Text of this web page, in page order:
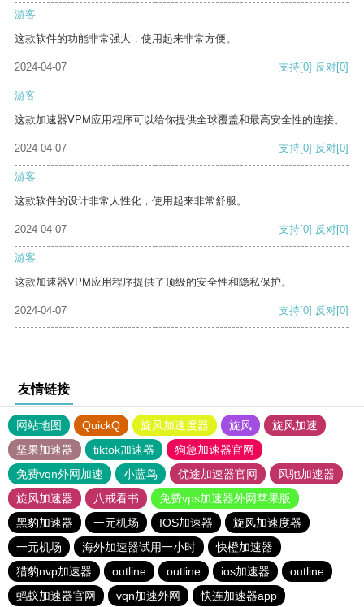
游客
这款软件的功能非常强大，使用起来非常方便。
2024-04-07 支持[0] 反对[0]
游客
这款加速器VPM应用程序可以给你提供全球覆盖和最高安全性的连接。
2024-04-07 支持[0] 反对[0]
游客
这款软件的设计非常人性化，使用起来非常舒服。
2024-04-07 支持[0] 反对[0]
游客
这款加速器VPM应用程序提供了顶级的安全性和隐私保护。
2024-04-07 支持[0] 反对[0]
友情链接
网站地图 QuickQ 旋风加速度器 旋风
旋风加速
坚果加速器
tiktok加速器
狗急加速器官网
免费vqn外网加速
小蓝鸟 优途加速器官网
风驰加速器
旋风加速器
八戒看书
免费vps加速器外网苹果版
黑豹加速器
一元机场 IOS加速器
旋风加速度器
一元机场
海外加速器试用一小时
快橙加速器
猎豹nvp加速器
outline outline ios加速器
outline
蚂蚁加速器官网
vqn加速外网 快连加速器app